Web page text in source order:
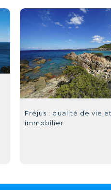
Fréjus : qualité de vie et
immobilier